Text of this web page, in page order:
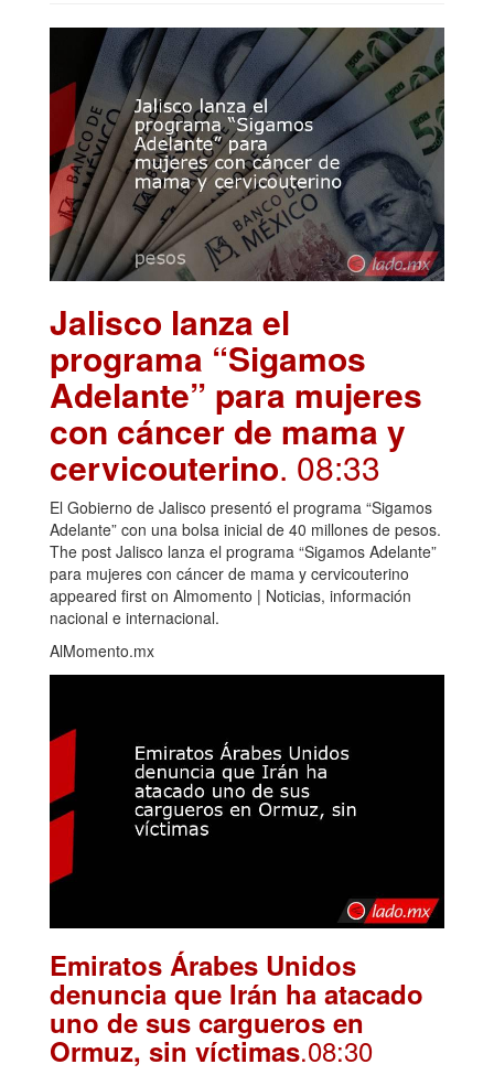
Jalisco lanza el
programa “Sigamos
Adelante” para mujeres
con cáncer de mama y
cervicouterino. 08:33
El Gobierno de Jalisco presentó el programa “Sigamos
Adelante” con una bolsa inicial de 40 millones de pesos.
The post Jalisco lanza el programa “Sigamos Adelante”
para mujeres con cáncer de mama y cervicouterino
appeared first on Almomento | Noticias, información
nacional e internacional.
AlMomento.mx
Emiratos Árabes Unidos
denuncia que Irán ha atacado
uno de sus cargueros en
Ormuz, sin víctimas.08:30